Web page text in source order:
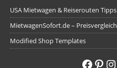
USA Mietwagen & Reiserouten Tipps
MietwagenSofort.de – Preisvergleich
Modified Shop Templates